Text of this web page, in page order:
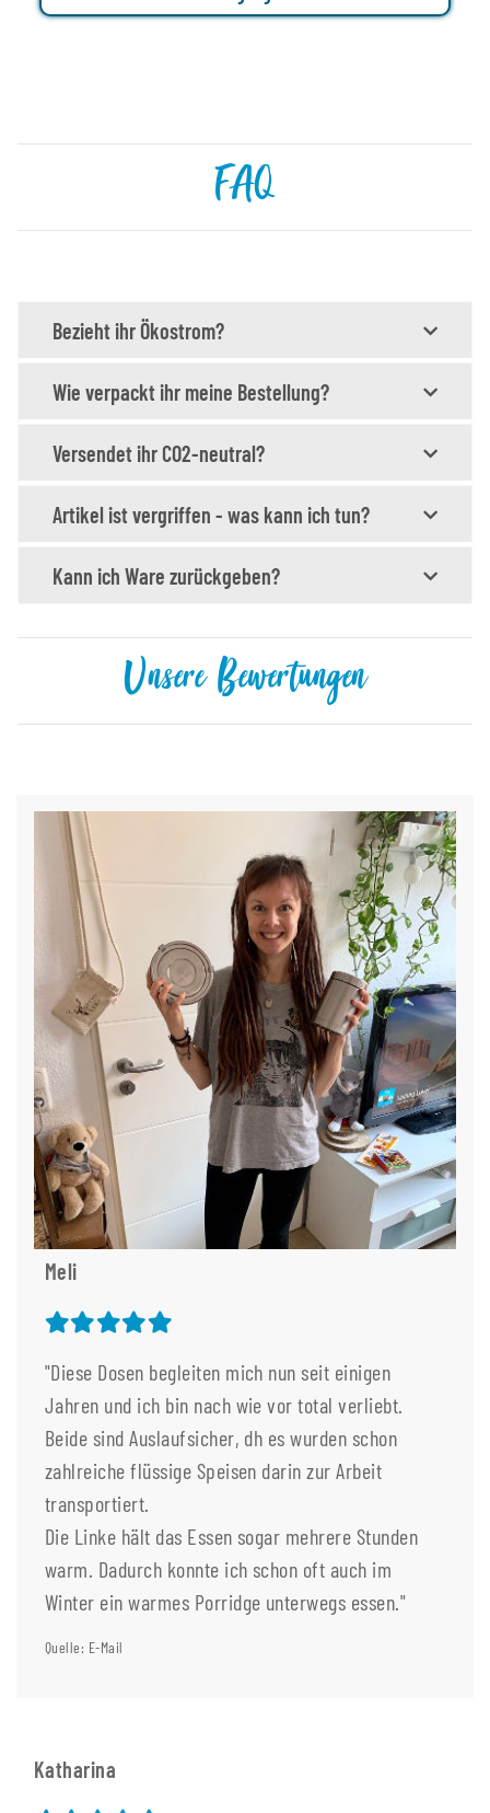
FAQ
Bezieht ihr Ökostrom?
Wie verpackt ihr meine Bestellung?
Versendet ihr CO2-neutral?
Artikel ist vergriffen - was kann ich tun?
Kann ich Ware zurückgeben?
Unsere Bewertungen
Meli
"Diese Dosen begleiten mich nun seit einigen
Jahren und ich bin nach wie vor total verliebt.
Beide sind Auslaufsicher, dh es wurden schon
zahlreiche flüssige Speisen darin zur Arbeit
transportiert.
Die Linke hält das Essen sogar mehrere Stunden
warm. Dadurch konnte ich schon oft auch im
Winter ein warmes Porridge unterwegs essen."
Quelle: E-Mail
Katharina